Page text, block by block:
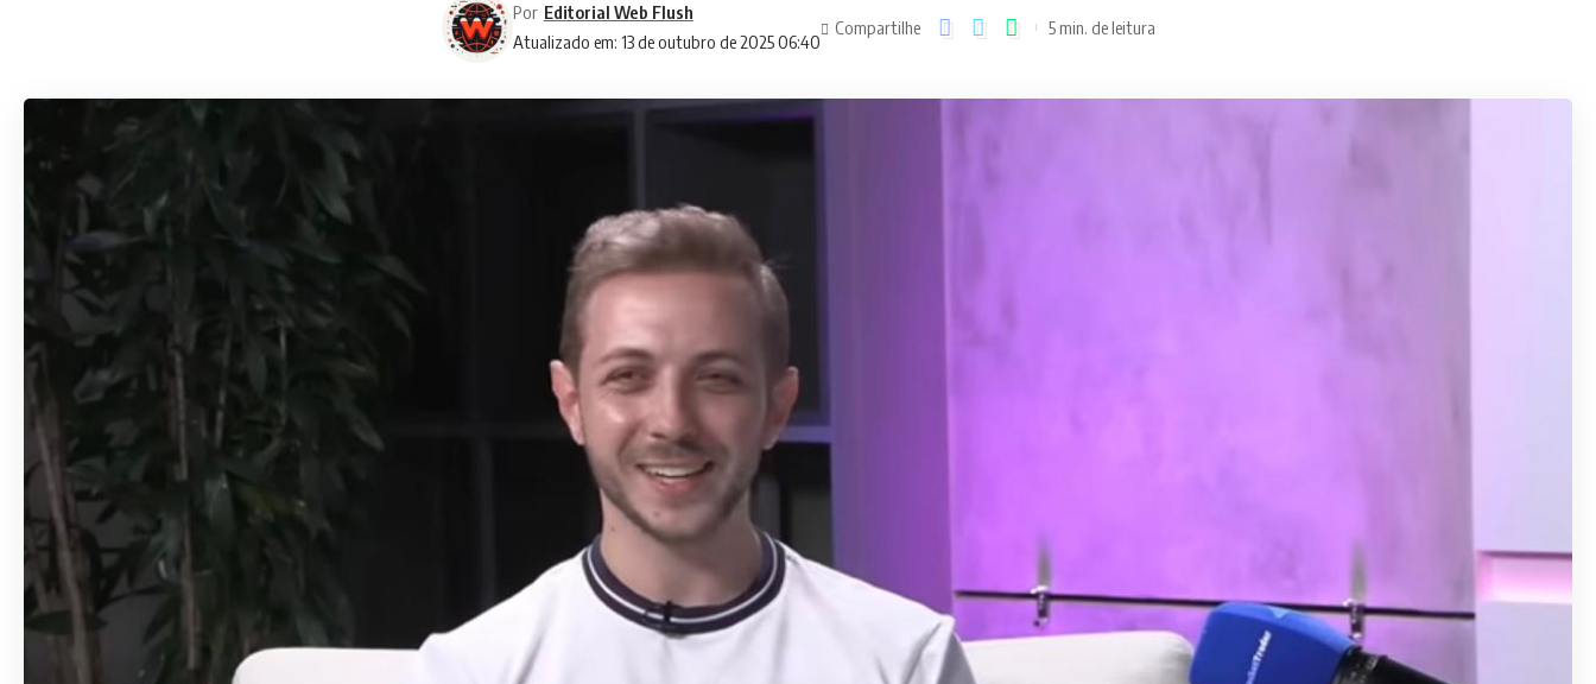
Atualizado em: 13 de outubro de 2025 06:40
Por Editorial Web Flush
Compartilhe 5 min. de leitura